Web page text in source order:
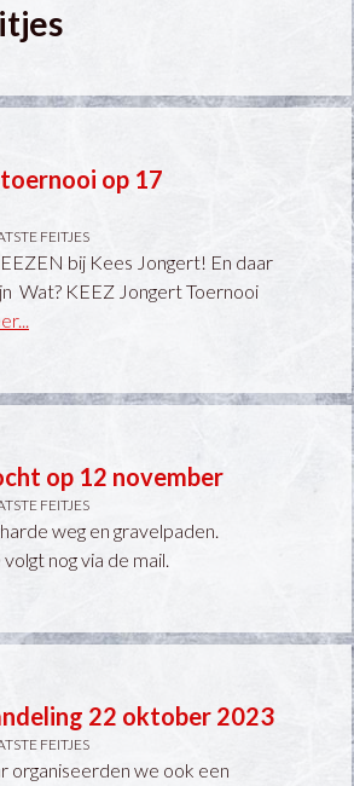
op 17
FEITJES
bij Kees Jongert! En daar
Wat? KEEZ Jongert Toernooi
op 12 november
FEITJES
weg en gravelpaden.
nog via de mail.
22 oktober 2023
FEITJES
organiseerden we ook een